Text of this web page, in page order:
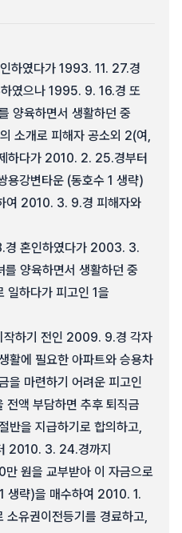
하였다가 1993. 11. 27.경
였으나 1995. 9. 16.경 또
양육하면서 생활하던 중
소개로 피해자 공소외 2(여,
하다가 2010. 2. 25.경부터
강변타운 (동호수 1 생략)
여 2010. 3. 9.경 피해자와
경 혼인하였다가 2003. 3.
양육하면서 생활하던 중
하다가 피고인 1을
작하기 전인 2009. 9.경 각자
활에 필요한 아파트와 승용차
을 마련하기 어려운 피고인
전액 부담하면 추후 퇴직금
반을 지급하기로 합의하고,
2010. 3. 24.경까지
원을 교부받아 이 자금으로
생략)을 매수하여 2010. 1.
소유권이전등기를 경료하고,